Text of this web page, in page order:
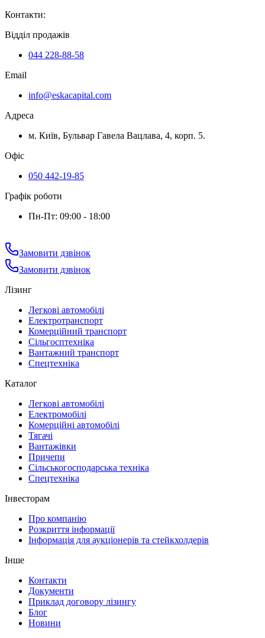
Контакти:
Відділ продажів
044 228-88-58
Email
info@eskacapital.com
Адреса
м. Київ, Бульвар Гавела Вацлава, 4, корп. 5.
Офіс
050 442-19-85
Графік роботи
Пн-Пт: 09:00 - 18:00
Замовити дзвінок
Замовити дзвінок
Лізинг
Легкові автомобілі
Електротранспорт
Комерційний транспорт
Сільгосптехніка
Вантажний транспорт
Спецтехніка
Каталог
Легкові автомобілі
Електромобілі
Комерційні автомобілі
Тягачі
Вантажівки
Причепи
Сільськогосподарська техніка
Спецтехніка
Інвесторам
Про компанію
Розкриття інформації
Інформація для аукціонерів та стейкхолдерів
Інше
Контакти
Документи
Приклад договору лізингу
Блог
Новини